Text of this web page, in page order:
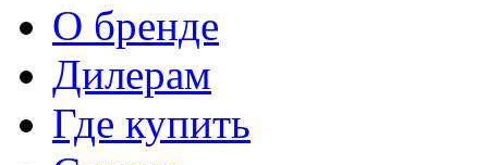
О бренде
Дилерам
Где купить